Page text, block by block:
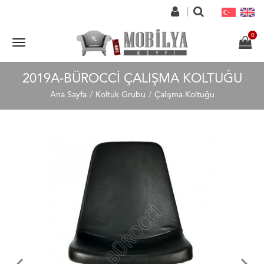
2019A-BÜROCCI ÇALIŞMA KOLTUĞU
Ana Sayfa Koltuk Grubu Çalışma Koltuğu